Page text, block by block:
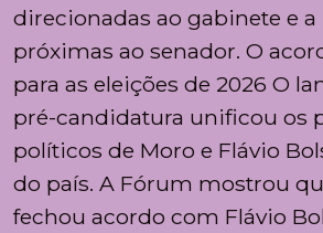
direcionadas ao gabinete e a
próximas ao senador. O
para as eleições de 2026 O
pré-candidatura unificou os
políticos de Moro e Flávio
do país. A Fórum mostrou
fechou acordo com Flávio